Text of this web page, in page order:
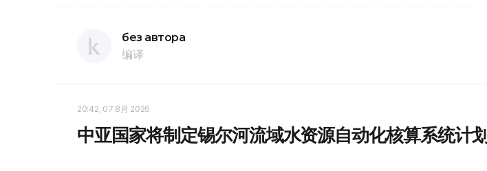
без автора
编译
20:42, 07 8月 2026
中亚国家将制定锡尔河流域水资源自动化核算系统计划